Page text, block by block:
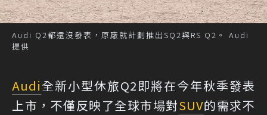
Audi Q2都還沒發表，原廠就計劃推出SQ2與RS Q2。 Audi
提供
Audi全新小型休旅Q2即將在今年秋季發表
上市，不僅反映了全球市場對SUV的需求不